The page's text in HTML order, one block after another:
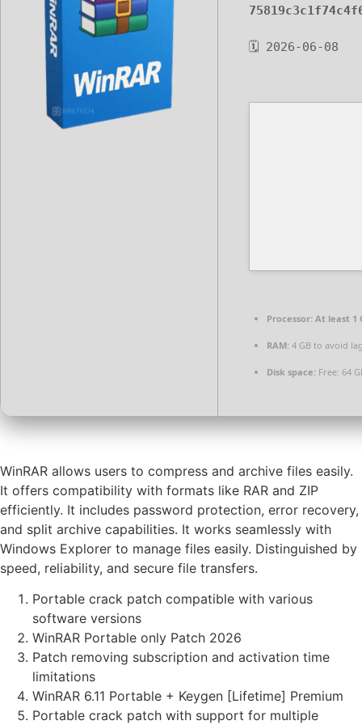
🗓 2026-06-08
Processor: At least 1
RAM: 4 GB to avoid
Disk space: Free: 64
WinRAR allows users to compress and archive files easily.
It offers compatibility with formats like RAR and ZIP
efficiently. It includes password protection, error recovery,
and split archive capabilities. It works seamlessly with
Windows Explorer to manage files easily. Distinguished by
speed, reliability, and secure file transfers.
Portable crack patch compatible with various
software versions
WinRAR Portable only Patch 2026
Patch removing subscription and activation time
limitations
WinRAR 6.11 Portable + Keygen [Lifetime] Premium
Portable crack patch with support for multiple